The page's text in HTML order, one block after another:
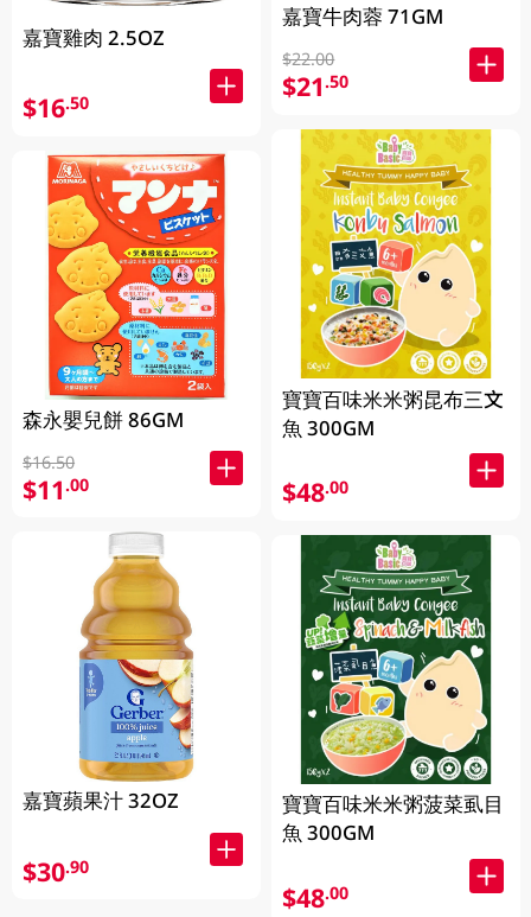
嘉寶雞肉 2.5OZ
$16.50
森永嬰兒餅 86GM
$16.50
$11.00
嘉寶蘋果汁 32OZ
$30.90
嘉寶牛肉蓉 71GM
$22.00
$21.50
寶寶百味米米粥昆布三文
魚 300GM
$48.00
寶寶百味米米粥菠菜虱目
魚 300GM
$48.00